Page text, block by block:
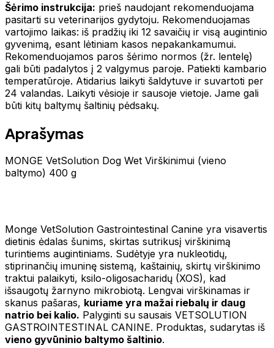
Šėrimo instrukcija: prieš naudojant rekomenduojama
pasitarti su veterinarijos gydytoju. Rekomenduojamas
vartojimo laikas: iš pradžių iki 12 savaičių ir visą augintinio
gyvenimą, esant lėtiniam kasos nepakankamumui.
Rekomenduojamos paros šėrimo normos (žr. lentelę)
gali būti padalytos į 2 valgymus paroje. Patiekti kambario
temperatūroje. Atidarius laikyti šaldytuve ir suvartoti per
24 valandas. Laikyti vėsioje ir sausoje vietoje. Jame gali
būti kitų baltymų šaltinių pėdsakų.
Aprašymas
MONGE VetSolution Dog Wet Virškinimui (vieno
baltymo) 400 g
Monge VetSolution Gastrointestinal Canine yra visavertis
dietinis ėdalas šunims, skirtas sutrikusį virškinimą
turintiems augintiniams. Sudėtyje yra nukleotidų,
stiprinančių imuninę sistemą, kaštainių, skirtų virškinimo
traktui palaikyti, ksilo-oligosacharidų (XOS), kad
išsaugotų žarnyno mikrobiotą. Lengvai virškinamas ir
skanus pašaras, kuriame yra mažai riebalų ir daug
natrio bei kalio. Palyginti su sausais VETSOLUTION
GASTROINTESTINAL CANINE. Produktas, sudarytas iš
vieno gyvūninio baltymo šaltinio.